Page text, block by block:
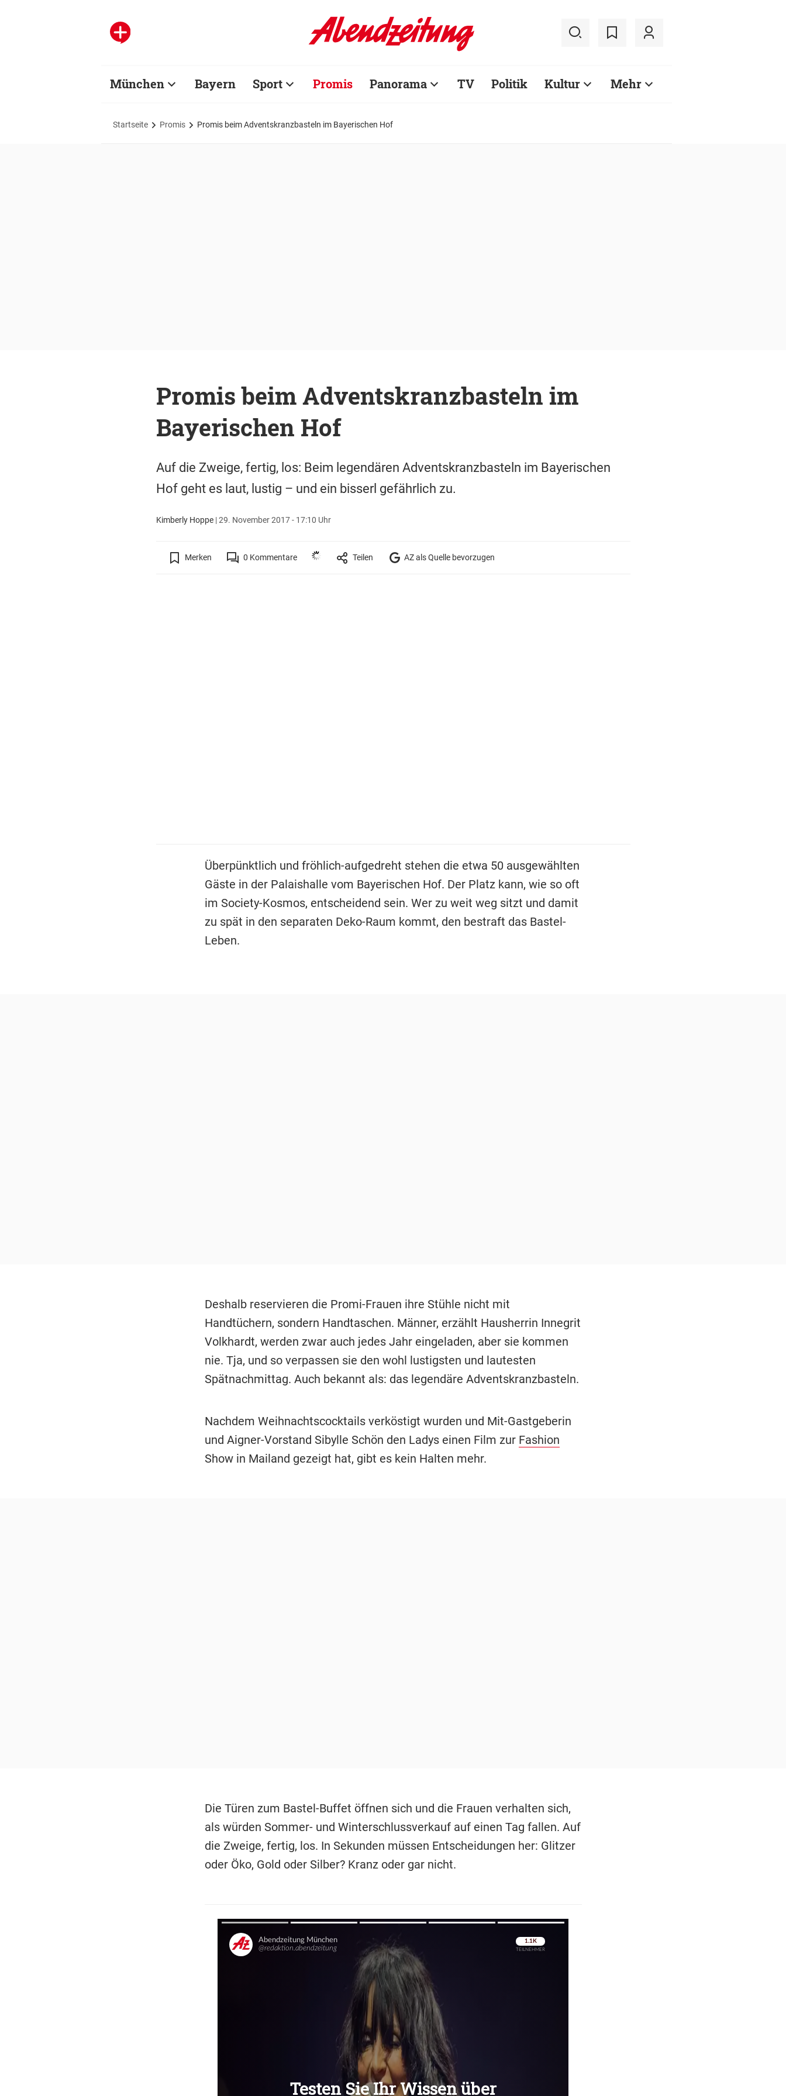
München Bayern Sport Promis Panorama TV Politik Kultur Mehr
Startseite Promis Promis beim Adventskranzbasteln im Bayerischen Hof
Promis beim Adventskranzbasteln im
Bayerischen Hof
Auf die Zweige, fertig, los: Beim legendären Adventskranzbasteln im Bayerischen
Hof geht es laut, lustig – und ein bisserl gefährlich zu.
Kimberly Hoppe|29. November 2017 - 17:10 Uhr
Merken 0 Kommentare Teilen AZ als Quelle bevorzugen
Überpünktlich und fröhlich-aufgedreht stehen die etwa 50 ausgewählten
Gäste in der Palaishalle vom Bayerischen Hof. Der Platz kann, wie so oft
im Society-Kosmos, entscheidend sein. Wer zu weit weg sitzt und damit
zu spät in den separaten Deko-Raum kommt, den bestraft das Bastel-
Leben.
Deshalb reservieren die Promi-Frauen ihre Stühle nicht mit
Handtüchern, sondern Handtaschen. Männer, erzählt Hausherrin Innegrit
Volkhardt, werden zwar auch jedes Jahr eingeladen, aber sie kommen
nie. Tja, und so verpassen sie den wohl lustigsten und lautesten
Spätnachmittag. Auch bekannt als: das legendäre Adventskranzbasteln.
Nachdem Weihnachtscocktails verköstigt wurden und Mit-Gastgeberin
und Aigner-Vorstand Sibylle Schön den Ladys einen Film zur Fashion
Show in Mailand gezeigt hat, gibt es kein Halten mehr.
Die Türen zum Bastel-Buffet öffnen sich und die Frauen verhalten sich,
als würden Sommer- und Winterschlussverkauf auf einen Tag fallen. Auf
die Zweige, fertig, los. In Sekunden müssen Entscheidungen her: Glitzer
oder Öko, Gold oder Silber? Kranz oder gar nicht.
Überspringen